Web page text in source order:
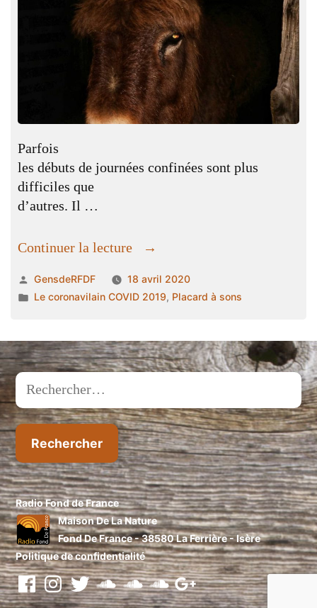
Parfois
les débuts de journées confinées sont plus
difficiles que
d’autres. Il …
Continuer la lecture
« Un
d’argile
abandonné,
voyages
interdits
rebetiko ! »
Publié
par
GensdeRFDF
18 avril 2020
Publié
Le coronavilain COVID 2019, Placard à sons
Rechercher :
Radio Fond de France
Maison De La Nature
Fond De France - 38580 La Ferrière - Isère
Politique de confidentialité
facebookinstragram
twittersoundcloud
soundcloud
soundcloud
Google+